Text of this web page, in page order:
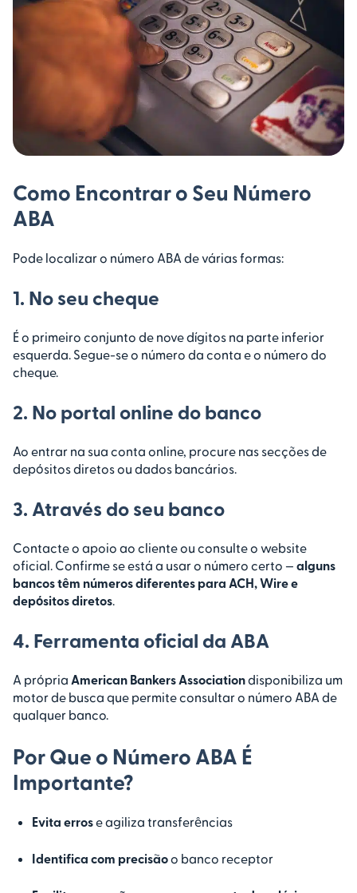
Como Encontrar o Seu Número
ABA
Pode localizar o número ABA de várias formas:
1. No seu cheque
É o primeiro conjunto de nove dígitos na parte inferior
esquerda. Segue-se o número da conta e o número do
cheque.
2. No portal online do banco
Ao entrar na sua conta online, procure nas secções de
depósitos diretos ou dados bancários.
3. Através do seu banco
Contacte o apoio ao cliente ou consulte o website
oficial. Confirme se está a usar o número certo — alguns
bancos têm números diferentes para ACH, Wire e
depósitos diretos.
4. Ferramenta oficial da ABA
A própria American Bankers Associationdisponibiliza um
motor de busca que permite consultar o número ABA de
qualquer banco.
Por Que o Número ABA É
Importante?
Evita errose agiliza transferências
Identifica com precisãoo banco receptor